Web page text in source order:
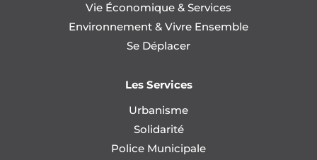
Vie Économique & Services
Environnement & Vivre Ensemble
Se Déplacer
Les Services
Urbanisme
Solidarité
Police Municipale